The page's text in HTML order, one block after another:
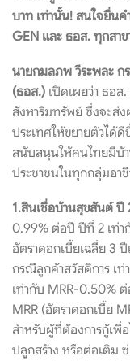
บาท เท่านั้น! สนใจยื่น
GEN และ ธอส. ทุกสาข
นายกมลภพ วีระพละ กร
(ธอส.) เปิดเผยว่า ธอ
สังหาริมทรัพย์ ซึ่งจะส่
ประเทศให้ขยายตัวได้
สนับสนุนให้คนไทยมีบ้
ประชาชนในทุกกลุ่มอา
1.สินเชื่อบ้านสุขสันต์ ปี
0.99% ต่อปี ปีที่ 2 เท่
อัตราดอกเบี้ยเฉลี่ย 3
กรณีลูกค้าสวัสดิการ เ
เท่ากับ MRR-0.50%
MRR (อัตราดอกเบี้ย
สำหรับผู้ที่ต้องการกู้เพื่
ปลูกสร้าง หรือต่อเติม